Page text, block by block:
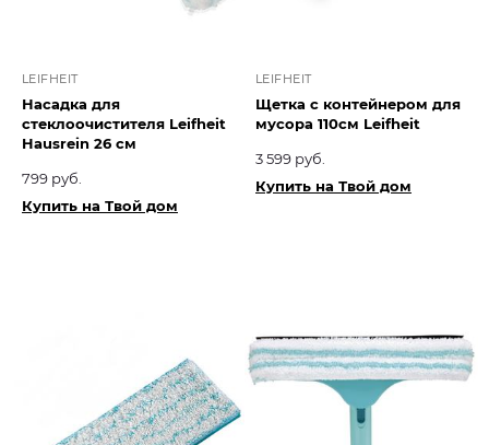
LEIFHEIT
Насадка для
стеклоочистителя Leifheit
Hausrein 26 см
799 руб.
Купить на Твой дом
LEIFHEIT
Щетка с контейнером для
мусора 110см Leifheit
3 599 руб.
Купить на Твой дом